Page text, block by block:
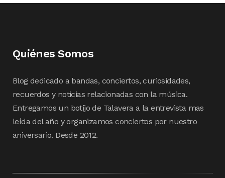
Quiénes Somos
Blog dedicado a bandas, conciertos, curiosidades,
recuerdos y noticias relacionadas con la música.
Entregamos un botijo de Talavera a la entrevista mas
leída del año y organizamos conciertos por nuestro
aniversario. Desde 2012.